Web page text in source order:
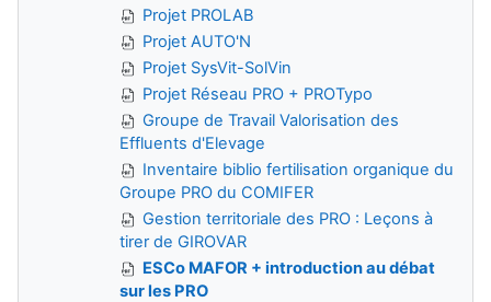
Projet PROLAB
Projet AUTO'N
Projet SysVit-SolVin
Projet Réseau PRO + PROTypo
Groupe de Travail Valorisation des
Effluents d'Elevage
Inventaire biblio fertilisation organique du
Groupe PRO du COMIFER
Gestion territoriale des PRO : Leçons à
tirer de GIROVAR
ESCo MAFOR + introduction au débat
sur les PRO